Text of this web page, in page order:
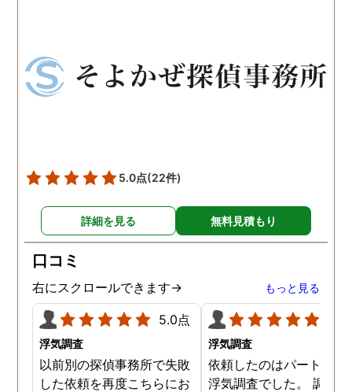
5.0点(22件)
詳細を見る 無料見積もり
口コミ
右にスクロールできます→ もっと見る
5.0点
浮気調査
以前別の探偵事務所で失敗
した依頼を再度こちらにお
浮気調査
依頼したのはパートナー
浮気調査でした。 調査